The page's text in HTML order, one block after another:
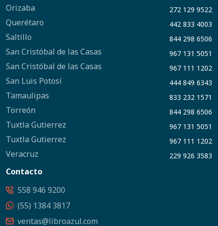
Orizaba 272 129 9522
Querétaro 442 833 4003
Saltillo 844 298 6506
San Cristóbal de las Casas 967 131 5051
San Cristóbal de las Casas 967 111 1202
San Luis Potosí 444 849 6343
Tamaulipas 833 232 1571
Torreón 844 298 6506
Tuxtla Gutierrez 967 131 5051
Tuxtla Gutierrez 967 111 1202
Veracruz 229 926 3583
Contacto
558 946 9200
(55) 1384 3817
ventas@libroazul.com